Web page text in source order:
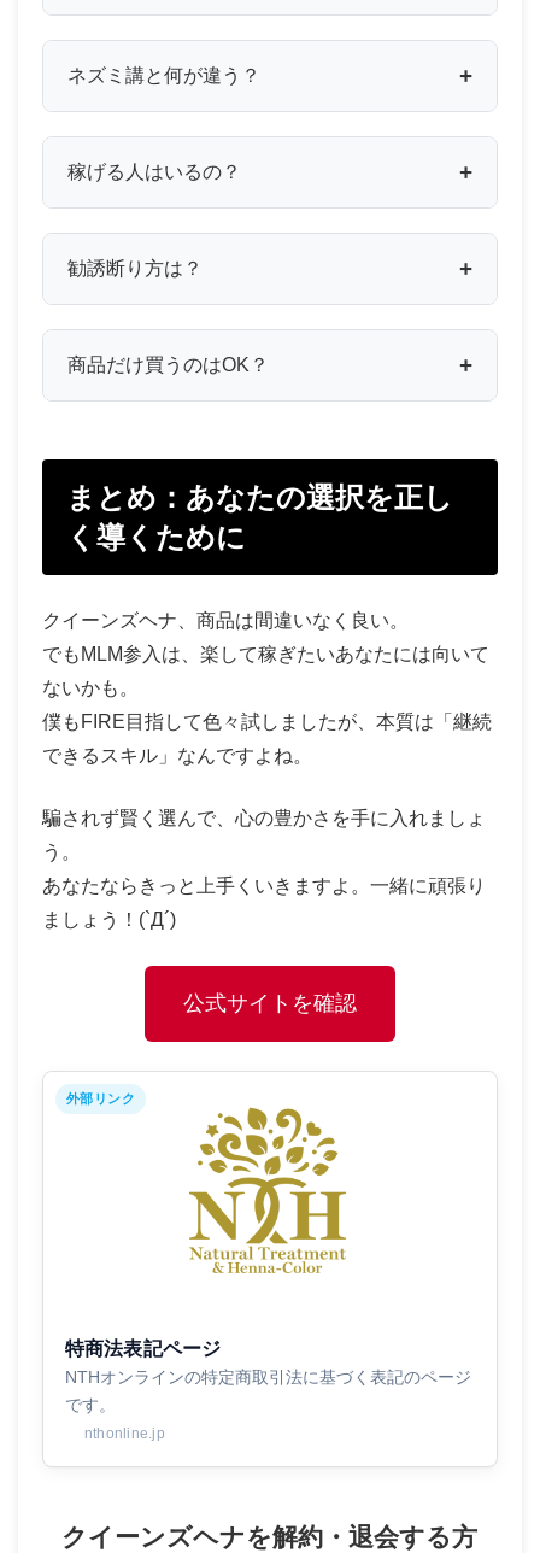
ネズミ講と何が違う？
稼げる人はいるの？
勧誘断り方は？
商品だけ買うのはOK？
まとめ：あなたの選択を正し
く導くために
クイーンズヘナ、商品は間違いなく良い。
でもMLM参入は、楽して稼ぎたいあなたには向いて
ないかも。
僕もFIRE目指して色々試しましたが、本質は「継続
できるスキル」なんですよね。
騙されず賢く選んで、心の豊かさを手に入れましょ
う。
あなたならきっと上手くいきますよ。一緒に頑張り
ましょう！(`Д´)ゞ
公式サイトを確認
外部リンク
特商法表記ページ
NTHオンラインの特定商取引法に基づく表記のページ
です。
nthonline.jp
クイーンズヘナを解約・退会する方